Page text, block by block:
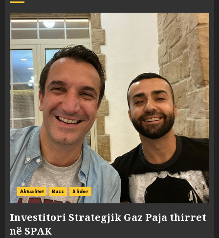
Aktualitet Buzz Slider
Investitori Strategjik Gaz Paja thirret
në SPAK